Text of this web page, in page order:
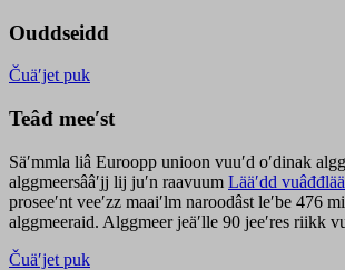
Ouddseidd
Čuäʹjet puk
Teâđ meeʹst
Säʹmmla liâ Euroopp unioon vuuʹd oʹdinak
alggmeersââʹjj lij juʹn raavuum Lääʹdd
proseeʹnt veeʹzz maaiʹlm naroodâst leʹbe 476
alggmeeraid. Alggmeer jeäʹlle 90 jeeʹres riikk
Čuäʹjet puk